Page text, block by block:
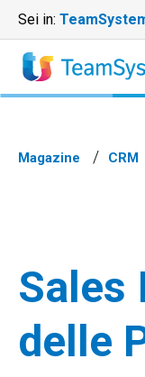
Sei in:
Magazine CRM
Sales
delle